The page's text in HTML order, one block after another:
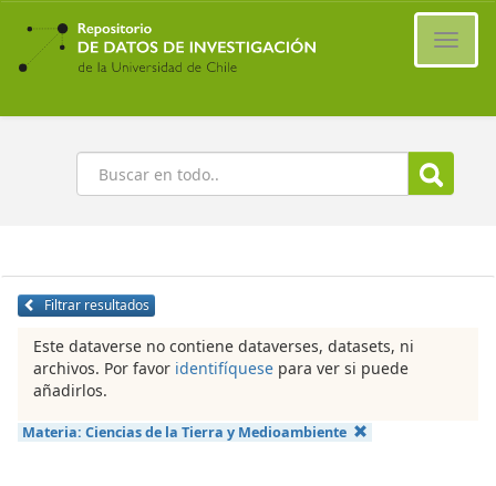
Ir
contenido
principal
Buscar
Filtrar resultados
Este dataverse no contiene dataverses, datasets, ni
archivos. Por favor identifíquese para ver si puede
añadirlos.
Materia: Ciencias de la Tierra y Medioambiente